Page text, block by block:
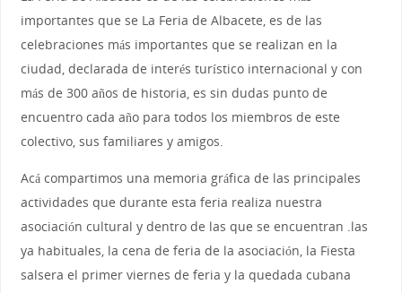
importantes que se La Feria de Albacete, es de las
celebraciones más importantes que se realizan en la
ciudad, declarada de interés turístico internacional y con
más de 300 años de historia, es sin dudas punto de
encuentro cada año para todos los miembros de este
colectivo, sus familiares y amigos.
Acá compartimos una memoria gráfica de las principales
actividades que durante esta feria realiza nuestra
asociación cultural y dentro de las que se encuentran .las
ya habituales, la cena de feria de la asociación, la Fiesta
salsera el primer viernes de feria y la quedada cubana